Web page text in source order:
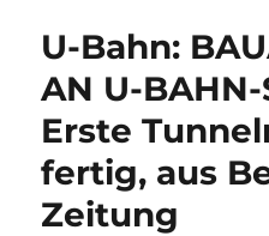
U-Bahn:
AN U-BAHN-
Erste
fertig, aus
Zeitung